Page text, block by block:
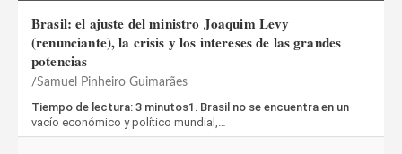
Brasil: el ajuste del ministro Joaquim Levy
(renunciante), la crisis y los intereses de las grandes
potencias
Samuel Pinheiro Guimarães
Tiempo de lectura: 3 minutos1. Brasil no se encuentra en un
vacío económico y político mundial,…